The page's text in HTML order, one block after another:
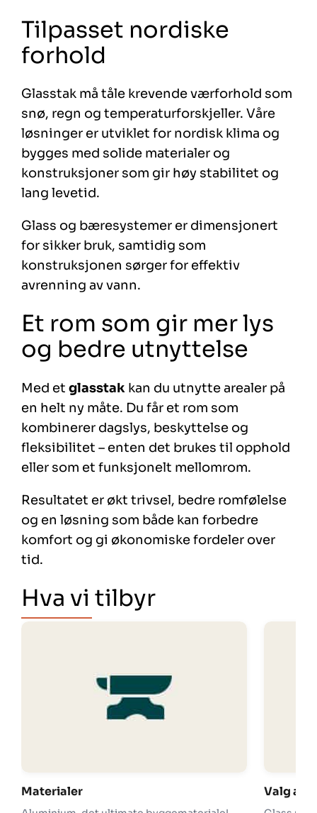
Tilpasset nordiske
forhold
Glasstak må tåle krevende værforhold som
snø, regn og temperaturforskjeller. Våre
løsninger er utviklet for nordisk klima og
bygges med solide materialer og
konstruksjoner som gir høy stabilitet og
lang levetid.
Glass og bæresystemer er dimensjonert
for sikker bruk, samtidig som
konstruksjonen sørger for effektiv
avrenning av vann.
Et rom som gir mer lys
og bedre utnyttelse
Med etglasstak kan du utnytte arealer på
en helt ny måte. Du får et rom som
kombinerer dagslys, beskyttelse og
fleksibilitet – enten det brukes til opphold
eller som et funksjonelt mellomrom.
Resultatet er økt trivsel, bedre romfølelse
og en løsning som både kan forbedre
komfort og gi økonomiske fordeler over
tid.
Hva vi tilbyr
Materialer Valg av